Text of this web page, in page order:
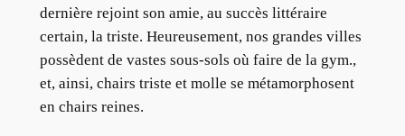
dernière rejoint son amie, au succès littéraire
certain, la triste. Heureusement, nos grandes villes
possèdent de vastes sous-sols où faire de la gym.,
et, ainsi, chairs triste et molle se métamorphosent
en chairs reines.